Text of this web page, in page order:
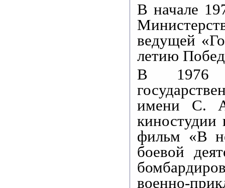
В начале
ведущей
летию
В 1976
имени С. А.
фильм «В
боевой
военно-